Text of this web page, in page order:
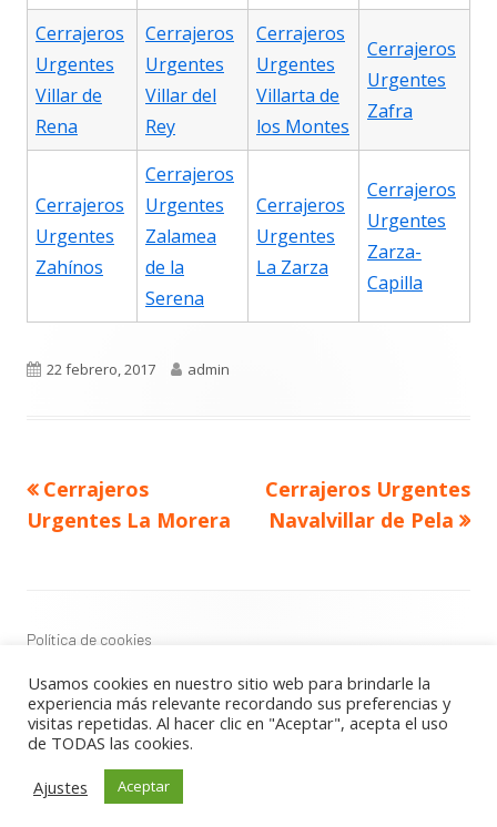
Cerrajeros
Urgentes
Villar de
Rena
Cerrajeros
Urgentes
Villar del
Rey
Cerrajeros
Urgentes
Villarta de
los Montes
Cerrajeros
Urgentes
Zafra
Cerrajeros
Urgentes
Zahínos
Cerrajeros
Urgentes
Zalamea
de la
Serena
Cerrajeros
Urgentes
La Zarza
Cerrajeros
Urgentes
Zarza-
Capilla
Publicado
22 febrero, 2017 Autor
admin
Navegación
de
entradas
Artículo
anterior
Cerrajeros
Urgentes La Morera
Artículo
siguiente
Cerrajeros Urgentes
Navalvillar de Pela
Footer
Política de cookies
Aviso Legal
Usamos cookies en nuestro sitio web para brindarle la
experiencia más relevante recordando sus preferencias y
visitas repetidas. Al hacer clic en "Aceptar", acepta el uso
de TODAS las cookies.
Ajustes
Aceptar